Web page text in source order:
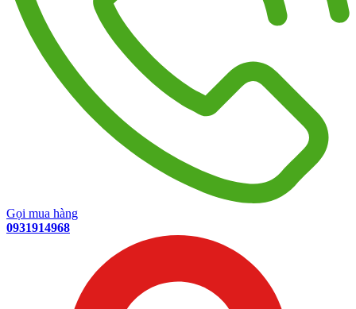
Gọi mua hàng
0931914968